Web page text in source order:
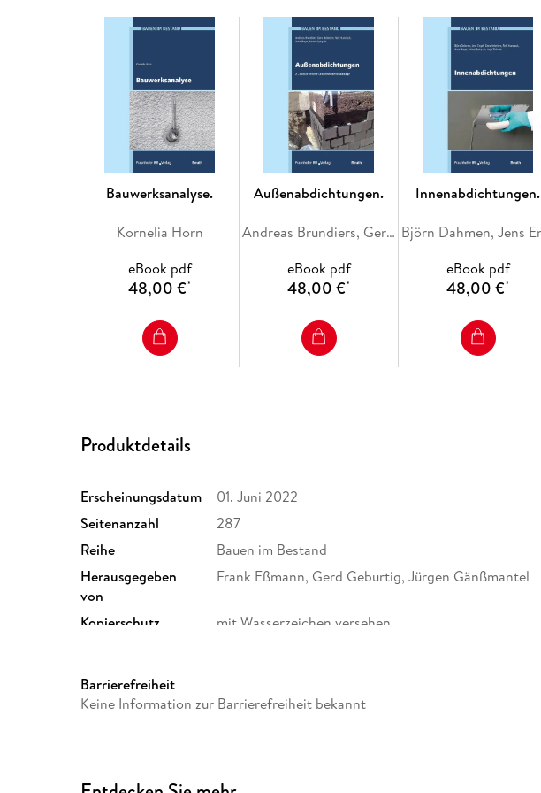
Bauwerksanalyse.
Kornelia Horn
eBook pdf
48,00 €*
Außenabdichtungen.
Andreas Brundiers, Gero Hebeisen, Ralf Hunstock, Arnt Meyer, Rainer Spirgatis
eBook pdf
48,00 €*
Innenabdichtungen.
eBook pdf
48,00 €*
Produktdetails
Erscheinungsdatum 01. Juni 2022
Seitenanzahl
287
Reihe
Bauen im Bestand
Herausgegeben
von
Frank Eßmann, Gerd Geburtig, Jürgen Gänßmantel
Kopierschutz mit Wasserzeichen versehen
ISBN
Barrierefreiheit
Keine Information zur Barrierefreiheit bekannt